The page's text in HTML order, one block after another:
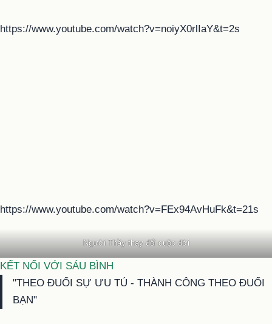
https://www.youtube.com/watch?v=noiyX0rlIaY&t=2s
https://www.youtube.com/watch?v=FEx94AvHuFk&t=21s
Người Thầy thay đổi cuộc đời
KẾT NỐI VỚI SÁU BÌNH
"THEO ĐUỔI SỰ ƯU TÚ - THÀNH CÔNG THEO ĐUỔI
BẠN"